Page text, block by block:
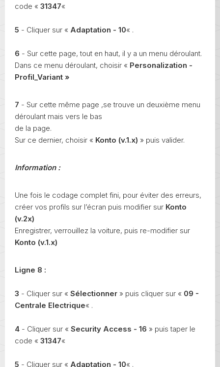
code « 31347«
5 - Cliquer sur « Adaptation - 10« .
6 - Sur cette page, tout en haut, il y a un menu déroulant.
Dans ce menu déroulant, choisir « Personalization -
Profil_Variant »
7 - Sur cette même page ,se trouve un deuxième menu
déroulant mais vers le bas
de la page.
Sur ce dernier, choisir « Konto (v.1.x) » puis valider.
Information :
Une fois le codage complet fini, pour éviter des erreurs,
créer vos profils sur l’écran puis modifier sur Konto
(v.2x)
Enregistrer, verrouillez la voiture, puis re-modifier sur
Konto (v.1.x)
Ligne 8 :
3 - Cliquer sur « Sélectionner » puis cliquer sur « 09 -
Centrale Electrique« .
4 - Cliquer sur « Security Access - 16 » puis taper le
code « 31347«
5 - Cliquer sur « Adaptation - 10« .